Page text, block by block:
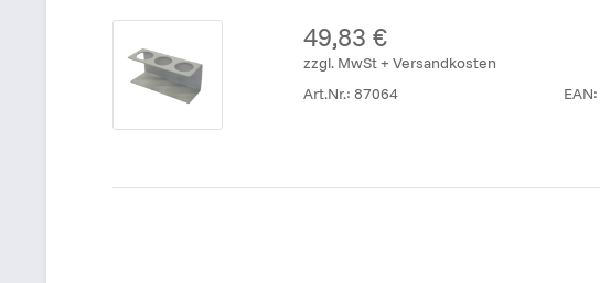
49,83 €
zzgl. MwSt + Versandkosten
Art.Nr.:87064 EAN: